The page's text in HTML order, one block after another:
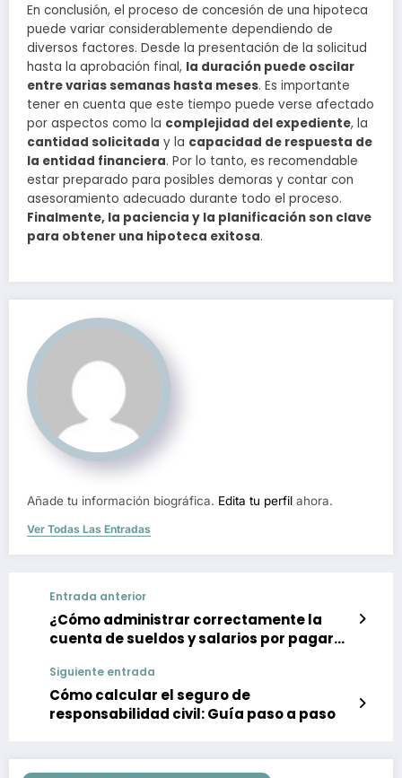
En conclusión, el proceso de concesión de una hipoteca
puede variar considerablemente dependiendo de
diversos factores. Desde la presentación de la solicitud
hasta la aprobación final, la duración puede oscilar
entre varias semanas hasta meses. Es importante
tener en cuenta que este tiempo puede verse afectado
por aspectos como la complejidad del expediente, la
cantidad solicitada y la capacidad de respuesta de
la entidad financiera. Por lo tanto, es recomendable
estar preparado para posibles demoras y contar con
asesoramiento adecuado durante todo el proceso.
Finalmente, la paciencia y la planificación son clave
para obtener una hipoteca exitosa.
Añade tu información biográfica. Edita tu perfil ahora.
Ver Todas Las Entradas
Entrada anterior
¿Cómo administrar correctamente la
cuenta de sueldos y salarios por pagar
Siguiente entrada
Cómo calcular el seguro de
responsabilidad civil: Guía paso a paso